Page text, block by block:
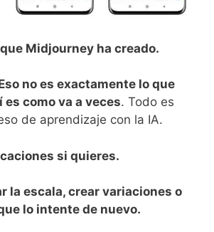
Midjourney ha creado.
no es exactamente lo que
como va a veces. Todo es
de aprendizaje con la IA.
si quieres.
la escala, crear variaciones o
lo intente de nuevo.